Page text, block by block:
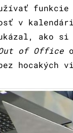
funkcie
v
ako
of Office
hocakých